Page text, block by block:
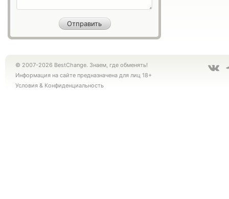
© 2007-2026 BestChange. Знаем, где обменять!
Информация на сайте предназначена для лиц 18+
Условия & Конфиденциальность